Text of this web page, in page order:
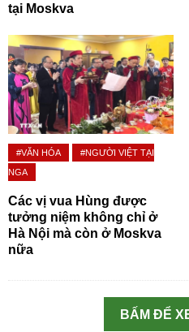
tại Moskva
#VĂN HÓA
#NGƯỜI VIỆT TẠI
NGA
Các vị vua Hùng được
tưởng niệm không chỉ ở
Hà Nội mà còn ở Moskva
nữa
BẤM ĐỂ